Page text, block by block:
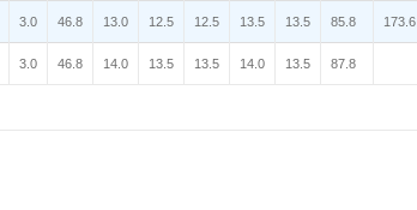
3.0 46.8 13.0 12.5 12.5 13.5 13.5 85.8 173.6
3.0 46.8 14.0 13.5 13.5 14.0 13.5 87.8